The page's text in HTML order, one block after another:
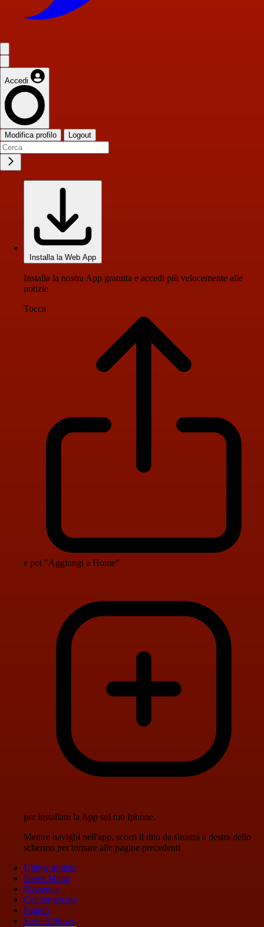
Accedi
Modifica profilo Logout
Installa la Web App
Installa la nostra App gratuita e accedi più velocemente alle
notizie
Tocca
e poi "Aggiungi a Home"
per installare la App sul tuo Iphone.
Mentre navighi nell'app, scorri il dito da sinistra a destra dello
schermo per tornare alle pagine precedenti
Ultime notizie
News Milan
Rassegna
Calciomercato
Pagelle
Serie A News